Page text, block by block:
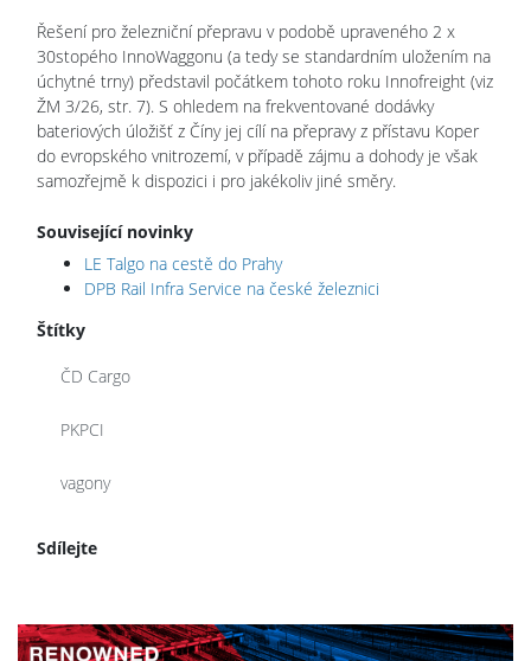
Řešení pro železniční přepravu v podobě upraveného 2 x
30stopého InnoWaggonu (a tedy se standardním uložením na
úchytné trny) představil počátkem tohoto roku Innofreight (viz
ŽM 3/26, str. 7). S ohledem na frekventované dodávky
bateriových úložišť z Číny jej cílí na přepravy z přístavu Koper
do evropského vnitrozemí, v případě zájmu a dohody je však
samozřejmě k dispozici i pro jakékoliv jiné směry.
Související novinky
LE Talgo na cestě do Prahy
DPB Rail Infra Service na české železnici
Štítky
ČD Cargo
PKPCI
vagony
Sdílejte